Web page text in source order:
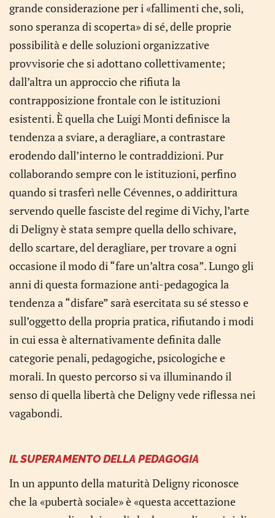
grande considerazione per i «fallimenti che, soli,
sono speranza di scoperta» di sé, delle proprie
possibilità e delle soluzioni organizzative
provvisorie che si adottano collettivamente;
dall’altra un approccio che rifiuta la
contrapposizione frontale con le istituzioni
esistenti. È quella che Luigi Monti definisce la
tendenza a sviare, a deragliare, a contrastare
erodendo dall’interno le contraddizioni. Pur
collaborando sempre con le istituzioni, perfino
quando si trasferì nelle Cévennes, o addirittura
servendo quelle fasciste del regime di Vichy, l’arte
di Deligny è stata sempre quella dello schivare,
dello scartare, del deragliare, per trovare a ogni
occasione il modo di “fare un’altra cosa”. Lungo gli
anni di questa formazione anti-pedagogica la
tendenza a “disfare” sarà esercitata su sé stesso e
sull’oggetto della propria pratica, rifiutando i modi
in cui essa è alternativamente definita dalle
categorie penali, pedagogiche, psicologiche e
morali. In questo percorso si va illuminando il
senso di quella libertà che Deligny vede riflessa nei
vagabondi.
IL SUPERAMENTO DELLA PEDAGOGIA
In un appunto della maturità Deligny riconosce
che la «pubertà sociale» è «questa accettazione